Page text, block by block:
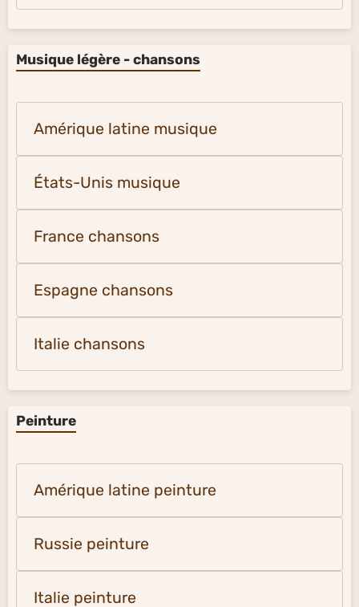
Musique légère - chansons
Amérique latine musique
États-Unis musique
France chansons
Espagne chansons
Italie chansons
Peinture
Amérique latine peinture
Russie peinture
Italie peinture